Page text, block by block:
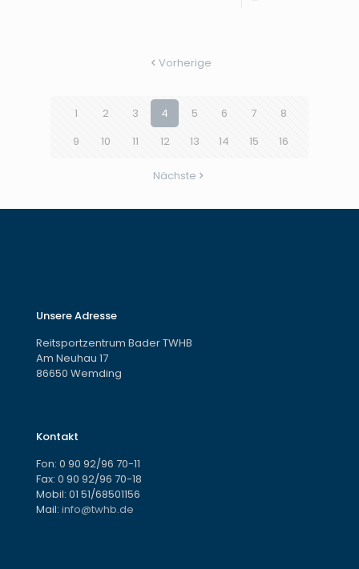
Vorherige
1 2 3 4 5 6 7
8
9
10 11 12 13 14 15 16
Nächste
Unsere Adresse
Reitsportzentrum Bader TWHB
Am Neuhau 17
86650 Wemding
Kontakt
Fon: 0 90 92/96 70-11
Fax: 0 90 92/96 70-18
Mobil: 01 51/68501156
Mail: info@twhb.de